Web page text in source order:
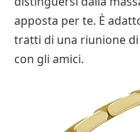
apposta per te. È
tratti di una riunione
con gli amici.